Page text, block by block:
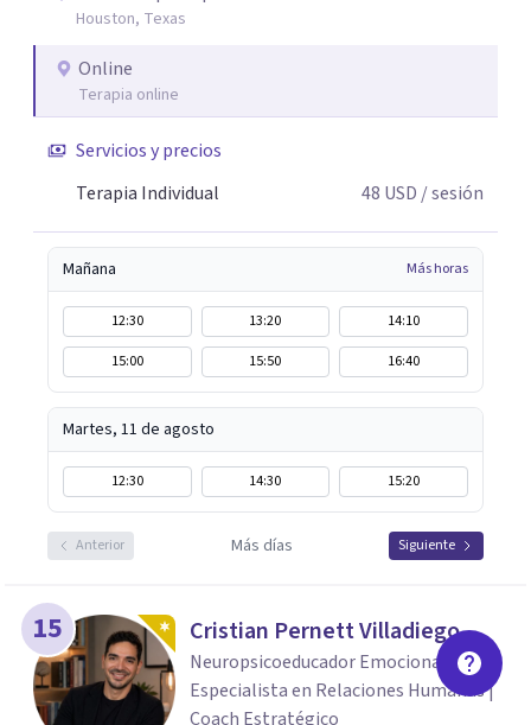
Houston, Texas
Online
Terapia online
Servicios y precios
Terapia Individual
48 USD / sesión
Mañana Más horas
12:30 13:20
14:10
15:00
15:50 16:40
Martes, 11 de agosto
12:30 14:30 15:20
Anterior Más días Siguiente
15 Cristian Pernett Villadiego
Neuropsicoeducador Emocional |
Especialista en Relaciones Humanas |
Coach Estratégico